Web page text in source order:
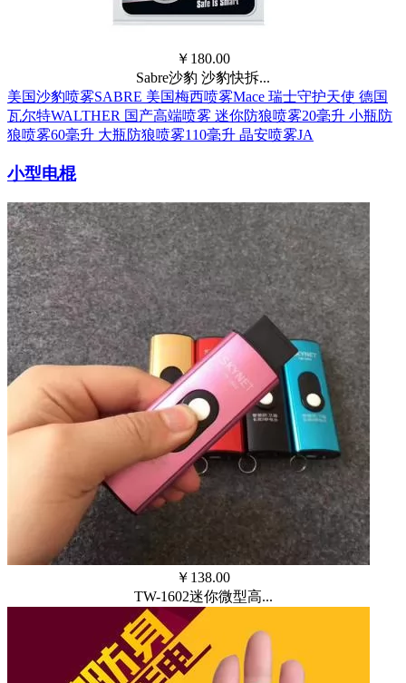
￥ 180.00
Sabre沙豹 沙豹快拆...
美国沙豹喷雾SABRE 美国梅西喷雾Mace 瑞士守护天使 德国
瓦尔特WALTHER 国产高端喷雾 迷你防狼喷雾20毫升 小瓶防
狼喷雾60毫升 大瓶防狼喷雾110毫升 晶安喷雾JA
小型电棍
￥ 138.00
TW-1602迷你微型高...